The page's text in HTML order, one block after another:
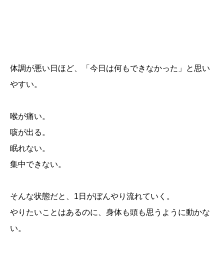
体調が悪い日ほど、「今日は何もできなかった」と思い
やすい。
喉が痛い。
咳が出る。
眠れない。
集中できない。
そんな状態だと、1日がぼんやり流れていく。
やりたいことはあるのに、身体も頭も思うように動かな
い。